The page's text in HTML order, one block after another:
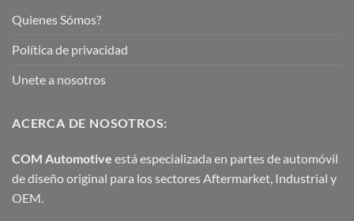
Quienes Sómos?
Política de privacidad
Unete a nosotros
ACERCA DE NOSOTROS:
COM Automotive está especializada en partes de automóvil
de diseño original para los sectores Aftermarket, Industrial y
OEM.